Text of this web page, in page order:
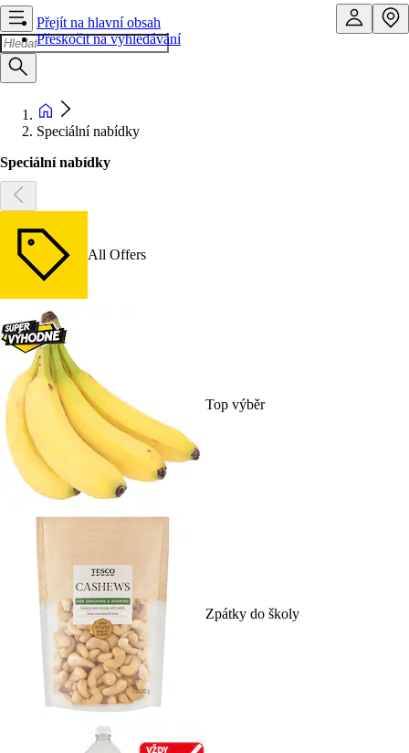
Přejít na hlavní obsah
Přeskočit na vyhledávání
Speciální nabídky
Speciální nabídky
All Offers
Top výběr
Zpátky do školy